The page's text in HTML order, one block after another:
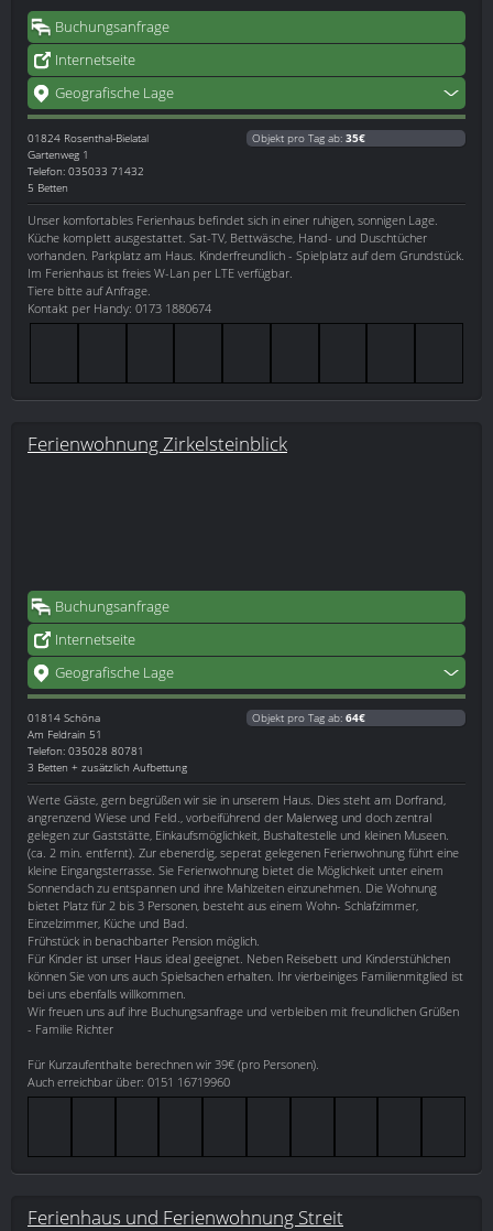
Buchungsanfrage
Internetseite
Geografische Lage
01824 Rosenthal-Bielatal
Gartenweg 1
Telefon: 035033 71432
5 Betten
Objekt pro Tag ab: 35€
Unser komfortables Ferienhaus befindet sich in einer ruhigen, sonnigen Lage.
Küche komplett ausgestattet. Sat-TV, Bettwäsche, Hand- und Duschtücher
vorhanden. Parkplatz am Haus. Kinderfreundlich - Spielplatz auf dem Grundstück.
Im Ferienhaus ist freies W-Lan per LTE verfügbar.
Tiere bitte auf Anfrage.
Kontakt per Handy: 0173 1880674
Ferienwohnung Zirkelsteinblick
Buchungsanfrage
Internetseite
Geografische Lage
01814 Schöna
Am Feldrain 51
Telefon: 035028 80781
3 Betten + zusätzlich Aufbettung
Objekt pro Tag ab: 64€
Werte Gäste, gern begrüßen wir sie in unserem Haus. Dies steht am Dorfrand,
angrenzend Wiese und Feld., vorbeiführend der Malerweg und doch zentral
gelegen zur Gaststätte, Einkaufsmöglichkeit, Bushaltestelle und kleinen Museen.
(ca. 2 min. entfernt). Zur ebenerdig, seperat gelegenen Ferienwohnung führt eine
kleine Eingangsterrasse. Sie Ferienwohnung bietet die Möglichkeit unter einem
Sonnendach zu entspannen und ihre Mahlzeiten einzunehmen. Die Wohnung
bietet Platz für 2 bis 3 Personen, besteht aus einem Wohn- Schlafzimmer,
Einzelzimmer, Küche und Bad.
Frühstück in benachbarter Pension möglich.
Für Kinder ist unser Haus ideal geeignet. Neben Reisebett und Kinderstühlchen
können Sie von uns auch Spielsachen erhalten. Ihr vierbeiniges Familienmitglied ist
bei uns ebenfalls willkommen.
Wir freuen uns auf ihre Buchungsanfrage und verbleiben mit freundlichen Grüßen
- Familie Richter
Für Kurzaufenthalte berechnen wir 39€ (pro Personen).
Auch erreichbar über: 0151 16719960
Ferienhaus und Ferienwohnung Streit